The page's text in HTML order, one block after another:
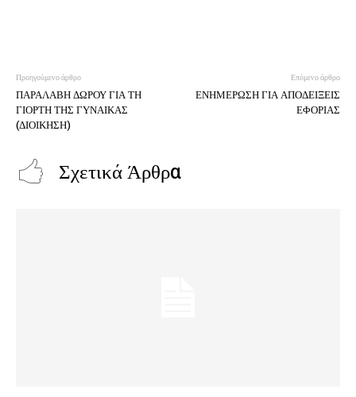
Προηγούμενο άρθρο
ΠΑΡΑΛΑΒΗ ΔΩΡΟΥ ΓΙΑ ΤΗ
ΓΙΟΡΤΗ ΤΗΣ ΓΥΝΑΙΚΑΣ
(ΔΙΟΙΚΗΣΗ)
Επόμενο άρθρο
ΕΝΗΜΕΡΩΣΗ ΓΙΑ ΑΠΟΔΕΙΞΕΙΣ
ΕΦΟΡΙΑΣ
Σχετικά Άρθρα